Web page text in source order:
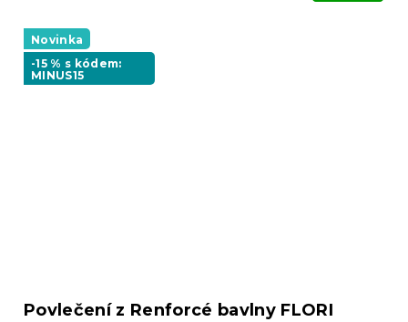
Novinka
-15 % s kódem:
MINUS15
Povlečení z Renforcé bavlny FLORI